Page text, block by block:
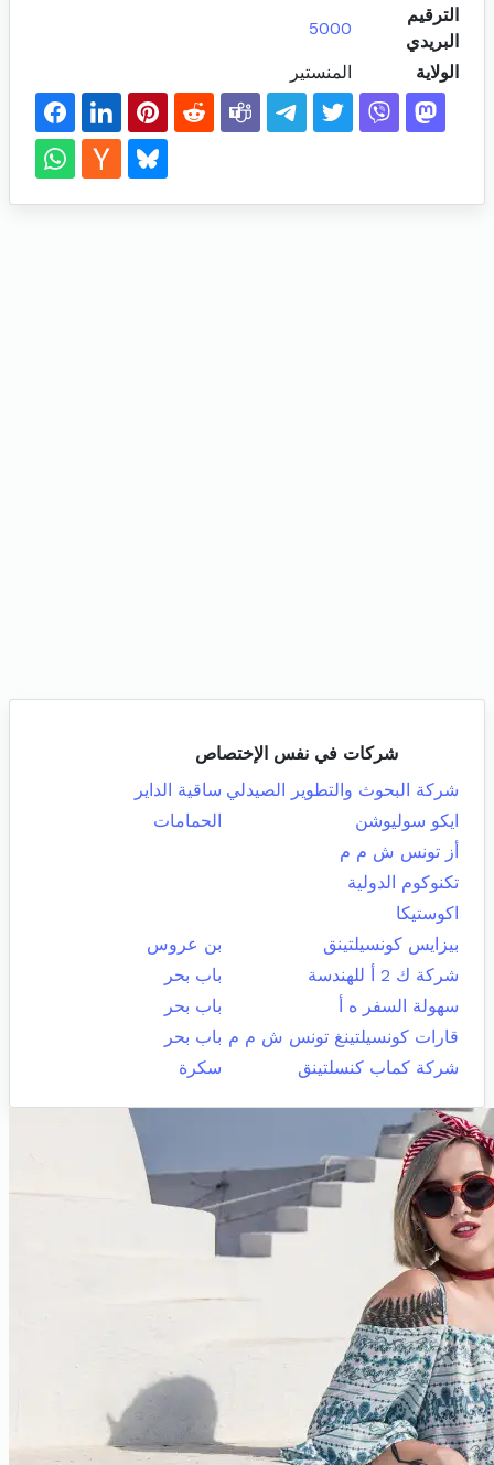
الترقيم
البريدي
5000
الولاية المنستير
شركات في نفس الإختصاص
شركة البحوث والتطوير الصيدلي ساقية الداير
ايكو سوليوشن
الحمامات
أز تونس ش م م
تكنوكوم الدولية
اكوستيكا
بيزايس كونسيلتينق
بن عروس
شركة ك 2 أ للهندسة
باب بحر
سهولة السفر ه أ
باب بحر
قارات كونسيلتينغ تونس ش م م باب بحر
شركة كماب كنسلتينق
سكرة